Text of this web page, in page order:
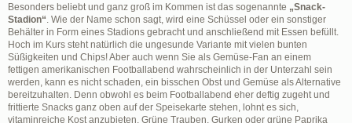
Besonders beliebt und ganz groß im Kommen ist das sogenannte „Snack-
Stadion“ . Wie der Name schon sagt, wird eine Schüssel oder ein sonstiger
Behälter in Form eines Stadions gebracht und anschließend mit Essen befüllt.
Hoch im Kurs steht natürlich die ungesunde Variante mit vielen bunten
Süßigkeiten und Chips! Aber auch wenn Sie als Gemüse-Fan an einem
fettigen amerikanischen Footballabend wahrscheinlich in der Unterzahl sein
werden, kann es nicht schaden, ein bisschen Obst und Gemüse als Alternative
bereitzuhalten. Denn obwohl es beim Footballabend eher deftig zugeht und
frittierte Snacks ganz oben auf der Speisekarte stehen, lohnt es sich,
vitaminreiche Kost anzubieten. Grüne Trauben, Gurken oder grüne Paprika